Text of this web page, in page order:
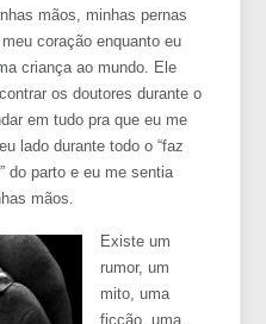
mãos, minhas pernas
coração enquanto eu
criança ao mundo. Ele
os doutores durante o
em tudo pra que eu me
lado durante todo o “faz
do parto e eu me sentia
mãos.
Existe um
rumor, um
mito, uma
ficção, uma